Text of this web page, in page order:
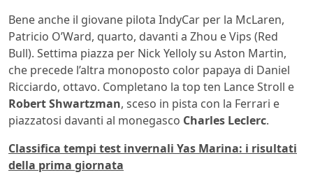
Bene anche il giovane pilota IndyCar per la McLaren,
Patricio O’Ward, quarto, davanti a Zhou e Vips (Red
Bull). Settima piazza per Nick Yelloly su Aston Martin,
che precede l’altra monoposto color papaya di Daniel
Ricciardo, ottavo. Completano la top ten Lance Stroll e
Robert Shwartzman, sceso in pista con la Ferrari e
piazzatosi davanti al monegasco Charles Leclerc.
Classifica tempi test invernali Yas Marina: i risultati
della prima giornata